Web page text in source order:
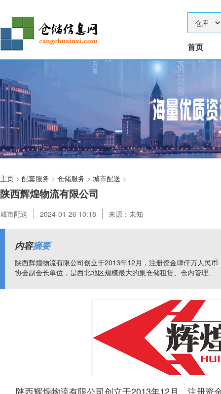
首页
主页 > 配套服务 > 仓储服务 > 城市配送 >
陕西辉煌物流有限公司
城市配送 2024-01-26 10:18 来源：未知
内容摘要
陕西辉煌物流有限公司创立于2013年12月，注册资金肆仟万人民
协会副会长单位，是西北地区规模最大的集仓储租赁、仓内管理、
陕西辉煌物流有限公司创立于2013年12月，注册资